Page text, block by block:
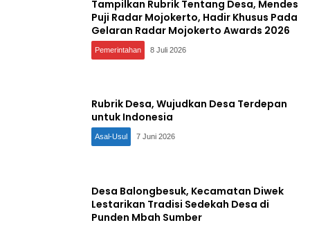
Tampilkan Rubrik Tentang Desa, Mendes
Puji Radar Mojokerto, Hadir Khusus Pada
Gelaran Radar Mojokerto Awards 2026
Pemerintahan 8 Juli 2026
Rubrik Desa, Wujudkan Desa Terdepan
untuk Indonesia
Asal-Usul 7 Juni 2026
Desa Balongbesuk, Kecamatan Diwek
Lestarikan Tradisi Sedekah Desa di
Punden Mbah Sumber